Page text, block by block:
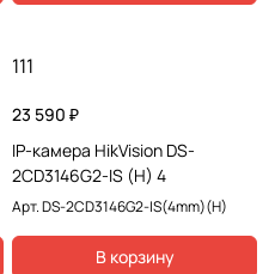
111
23 590 ₽
IP-камера HikVision DS-
2CD3146G2-IS (H) 4
Арт.DS-2CD3146G2-IS(4mm)(H)
В корзину